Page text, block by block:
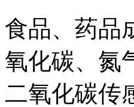
食品、药品
氧化碳、氮
二氧化碳传